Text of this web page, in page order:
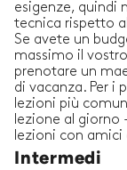
esigenze, quindi
tecnica rispetto
Se avete un
massimo il
prenotare un
di vacanza. Per i
lezioni più
lezione al
lezioni con
Intermedi